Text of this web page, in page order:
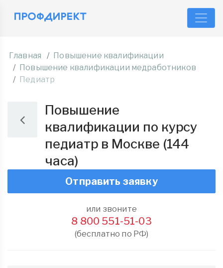
Главная
Повышение квалификации
Повышение квалификации медработников
Педиатр
Повышение
квалификации по курсу
педиатр в Москве (144
часа)
Отправить заявку
или звоните
8 800 551-51-03
(бесплатно по РФ)